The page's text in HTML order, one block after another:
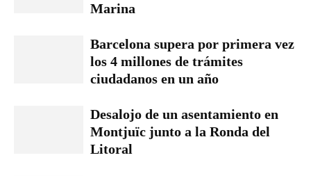
Marina
Barcelona supera por primera vez
los 4 millones de trámites
ciudadanos en un año
Desalojo de un asentamiento en
Montjuïc junto a la Ronda del
Litoral